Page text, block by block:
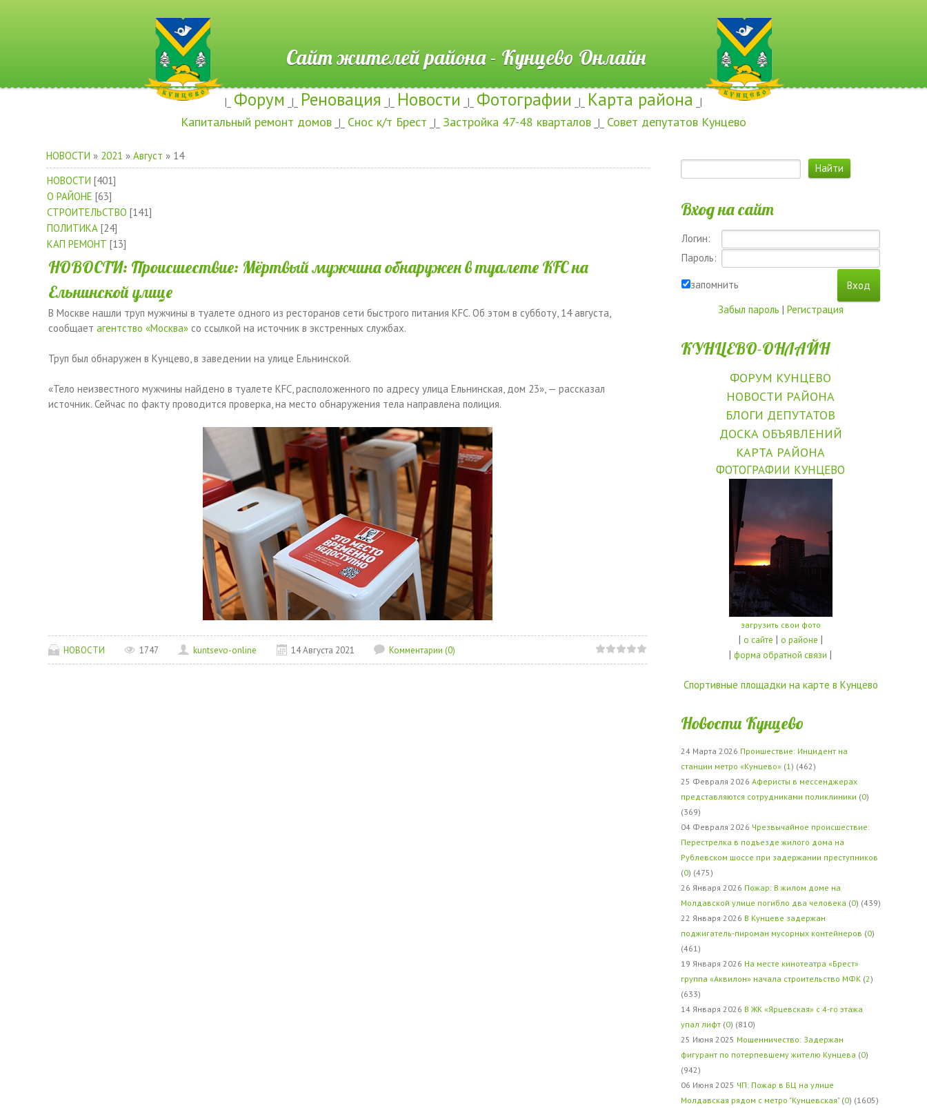
Сайт жителей района - Кунцево Онлайн
|_ Форум _|_ Реновация _|_ Новости _|_ Фотографии _|_ Карта района _|
Капитальный ремонт домов _|_ Снос к/т Брест _|_ Застройка 47-48 кварталов _|_ Совет депутатов Кунцево
НОВОСТИ » 2021 » Август » 14
НОВОСТИ [401]
О РАЙОНЕ [63]
СТРОИТЕЛЬСТВО [141]
ПОЛИТИКА [24]
КАП РЕМОНТ [13]
НОВОСТИ: Происшествие: Мёртвый мужчина обнаружен в туалете KFC на
Ельнинской улице
В Москве нашли труп мужчины в туалете одного из ресторанов сети быстрого питания KFC. Об этом в субботу, 14 августа,
сообщаетагентство «Москва» со ссылкой на источник в экстренных службах.
Труп был обнаружен в Кунцево, в заведении на улице Ельнинской.
«Тело неизвестного мужчины найдено в туалете KFC, расположенного по адресу улица Ельнинская, дом 23», — рассказал
источник. Сейчас по факту проводится проверка, на место обнаружения тела направлена полиция.
НОВОСТИ 1747 kuntsevo-online 14 Августа 2021 Комментарии (0)
Вход на сайт
Логин:
Пароль:
запомнить
Забыл пароль | Регистрация
КУНЦЕВО-ОНЛАЙН
ФОРУМ КУНЦЕВО
НОВОСТИ РАЙОНА
БЛОГИ ДЕПУТАТОВ
ДОСКА ОБЪЯВЛЕНИЙ
КАРТА РАЙОНА
ФОТОГРАФИИ КУНЦЕВО
загрузить свои фото
| о сайте | о районе |
|форма обратной связи |
Спортивные площадки на карте в Кунцево
Новости Кунцево
24 Марта 2026 Проишествие: Инцидент на
станции метро «Кунцево» (1) (462)
25 Февраля 2026 Аферисты в мессенджерах
представляются сотрудниками поликлиники (0)
(369)
04 Февраля 2026 Чрезвычайное происшествие:
Перестрелка в подъезде жилого дома на
Рублевском шоссе при задержании преступников
(0) (475)
26 Января 2026 Пожар: В жилом доме на
Молдавской улице погибло два человека (0) (439)
22 Января 2026 В Кунцеве задержан
поджигатель-пироман мусорных контейнеров (0)
(461)
19 Января 2026 На месте кинотеатра «Брест»
группа «Аквилон» начала строительство МФК (2)
(633)
14 Января 2026 В ЖК «Ярцевская» с 4-го этажа
упал лифт (0) (810)
25 Июня 2025 Мошенничество: Задержан
фигурант по потерпевшему жителю Кунцева (0)
(942)
06 Июня 2025 ЧП: Пожар в БЦ на улице
Молдавская рядом с метро "Кунцевская" (0) (1605)